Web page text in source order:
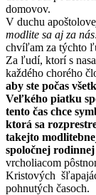
domovov.
V duchu
modlite sa aj za
chvíľam za týchto
Za ľudí, ktorí s
každého chorého
aby ste počas
Veľkého piatku
tento čas chce
ktorá sa
takejto
spoločnej
vrcholiacom
Kristových
pohnutých časoch.